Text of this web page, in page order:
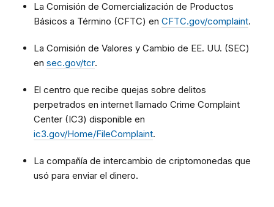
La Comisión de Comercialización de Productos
Básicos a Término (CFTC) en CFTC.gov/complaint.
La Comisión de Valores y Cambio de EE. UU. (SEC)
en sec.gov/tcr.
El centro que recibe quejas sobre delitos
perpetrados en internet llamado Crime Complaint
Center (IC3) disponible en
ic3.gov/Home/FileComplaint.
La compañía de intercambio de criptomonedas que
usó para enviar el dinero.